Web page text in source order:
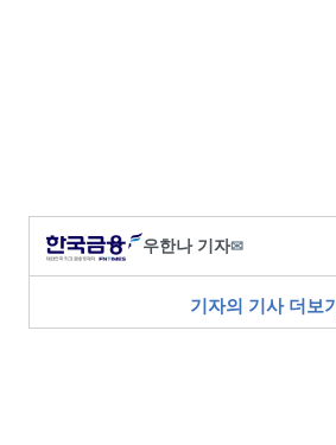
우한나 기자✉
기자의 기사 더보기